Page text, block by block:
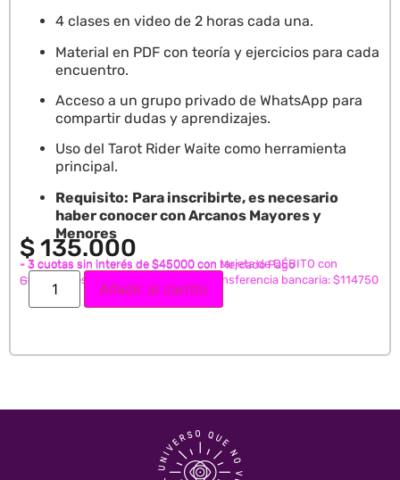
4 clases en video de 2 horas cada una.
Material en PDF con teoría y ejercicios para cada
encuentro.
Acceso a un grupo privado de WhatsApp para
compartir dudas y aprendizajes.
Uso del Tarot Rider Waite como herramienta
principal.
Requisito: Para inscribirte, es necesario
haber conocer con Arcanos Mayores y
Menores
$135.000
- 3 cuotas sin interés de $45000 con Mercado Pago
- 3 cuotas sin interés de $45000 con tarjeta de DÉBITO con
GoCuotas
- 15% de descuento abonando con transferencia bancaria: $114750
Añadir al carrito